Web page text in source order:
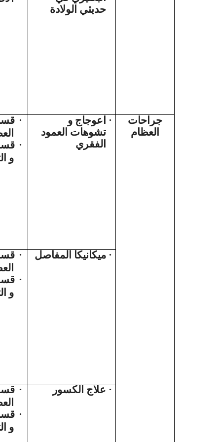
حديثي الولادة
جراحات
العظام
· اعوجاج و
تشوهات العمود
الفقري
·
·
و
·ميكانيكا المفاصل ·
·
و
· علاج الكسور ·
·
و